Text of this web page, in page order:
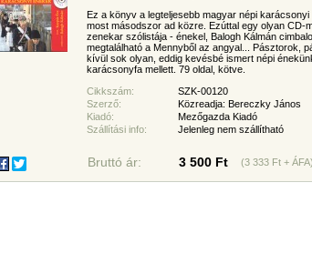
Ez a könyv a legteljesebb magyar népi
most másodszor ad közre. Ezúttal egy olyan CD-
zenekar szólistája - énekel, Balogh Kálmán
megtalálható a Mennyből az angyal... Pásztorok,
kívül sok olyan, eddig kevésbé ismert népi
karácsonyfa mellett. 79 oldal, kötve.
Cikkszám:
SZK-00120
Szerző:
Közreadja: Bereczky János
Kiadó:
Mezőgazda Kiadó
Szállítási info:
Jelenleg nem szállítható
Bruttó ár: 3 500 Ft (3 333 Ft +